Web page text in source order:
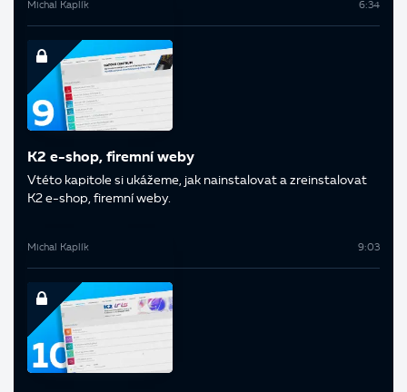
Michal Kaplík 6:34
K2 e-shop, firemní weby
V této kapitole si ukážeme, jak nainstalovat a zreinstalovat
K2 e-shop, firemní weby.
Michal Kaplík 9:03